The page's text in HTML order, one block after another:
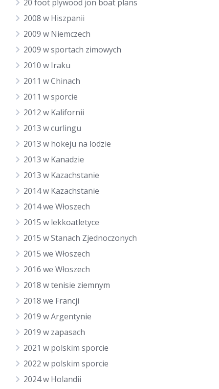
20 foot plywood jon boat plans
2008 w Hiszpanii
2009 w Niemczech
2009 w sportach zimowych
2010 w Iraku
2011 w Chinach
2011 w sporcie
2012 w Kalifornii
2013 w curlingu
2013 w hokeju na lodzie
2013 w Kanadzie
2013 w Kazachstanie
2014 w Kazachstanie
2014 we Włoszech
2015 w lekkoatletyce
2015 w Stanach Zjednoczonych
2015 we Włoszech
2016 we Włoszech
2018 w tenisie ziemnym
2018 we Francji
2019 w Argentynie
2019 w zapasach
2021 w polskim sporcie
2022 w polskim sporcie
2024 w Holandii